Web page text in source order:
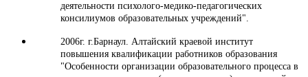
деятельности психолого-медико-педагогических
консилиумов образовательных учреждений".
2006г. г.Барнаул. Алтайский краевой институт
повышения квалификации работников образования
"Особенности организации образовательного процесса в